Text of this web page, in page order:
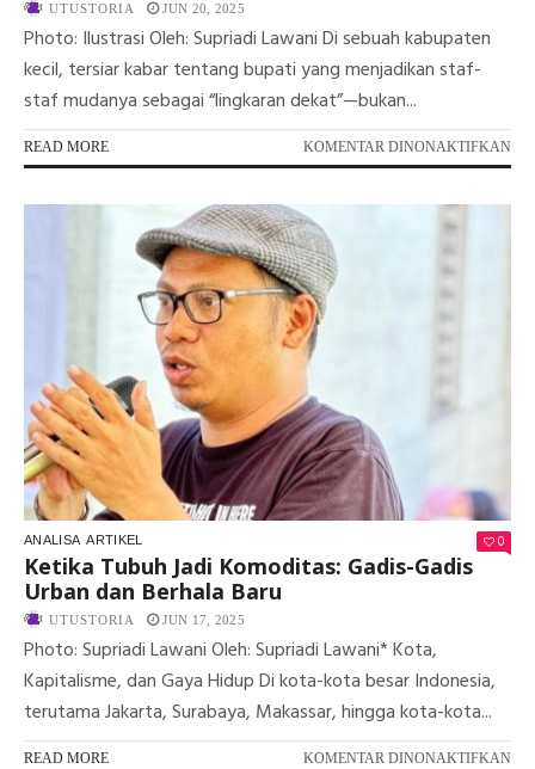
UTUSTORIA JUN 20, 2025
Photo: Ilustrasi Oleh: Supriadi Lawani Di sebuah kabupaten
kecil, tersiar kabar tentang bupati yang menjadikan staf-
staf mudanya sebagai “lingkaran dekat”—bukan...
READ MORE KOMENTAR DINONAKTIFKAN
ANALISA ARTIKEL 0
Ketika Tubuh Jadi Komoditas: Gadis-Gadis
Urban dan Berhala Baru
UTUSTORIA JUN 17, 2025
Photo: Supriadi Lawani Oleh: Supriadi Lawani* Kota,
Kapitalisme, dan Gaya Hidup Di kota-kota besar Indonesia,
terutama Jakarta, Surabaya, Makassar, hingga kota-kota...
READ MORE KOMENTAR DINONAKTIFKAN